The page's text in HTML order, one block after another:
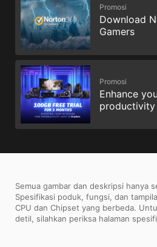
Promosi
Download
Gamers
Promosi
Enhance
Semua gambar dan deskripsi hanya
Spesifikasi poduk, fungsi, dan
CPU dan Chipset yang berbeda.
detil, silahkan periksa halaman